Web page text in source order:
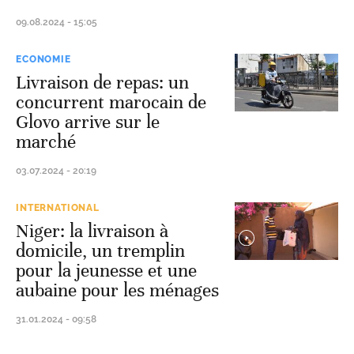
09.08.2024 - 15:05
ECONOMIE
Livraison de repas: un
concurrent marocain de
Glovo arrive sur le
marché
03.07.2024 - 20:19
INTERNATIONAL
Niger: la livraison à
domicile, un tremplin
pour la jeunesse et une
aubaine pour les ménages
31.01.2024 - 09:58